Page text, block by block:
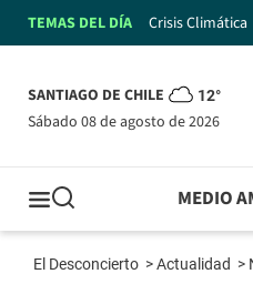
TEMAS DEL DÍA Crisis Climática
SANTIAGO DE CHILE 12°
sábado 08 de agosto de 2026
MEDIO
El Desconcierto >Actualidad >